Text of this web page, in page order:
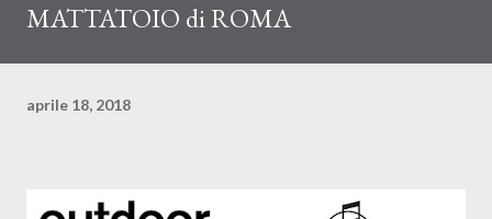
MATTATOIO di ROMA
aprile 18, 2018